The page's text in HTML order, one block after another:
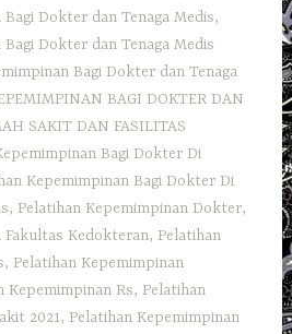
Dokter dan Tenaga Medis,
Dokter dan Tenaga Medis
Bagi Dokter dan Tenaga
BAGI DOKTER DAN
SAKIT DAN FASILITAS
Bagi Dokter Di
Kepemimpinan Bagi Dokter Di
, Pelatihan Kepemimpinan Dokter,
Fakultas Kedokteran, Pelatihan
, Pelatihan Kepemimpinan
Kepemimpinan Rs, Pelatihan
2021, Pelatihan Kepemimpinan